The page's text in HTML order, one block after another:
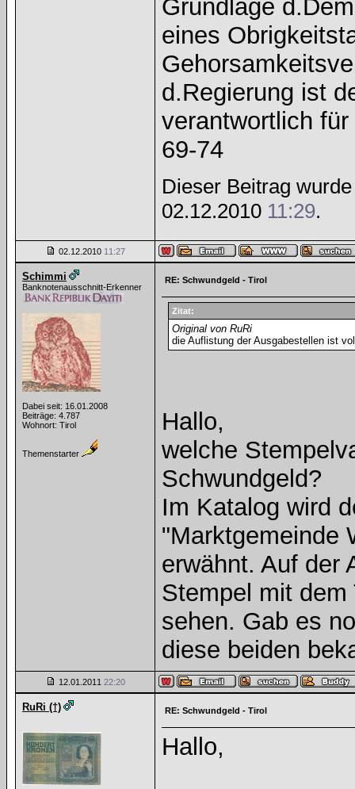
Grundlage
eines
d.Regierung ist
verantwortlich
69-74
Dieser Beitrag
02.12.2010 11:29.
02.12.2010 11:27
Schimmi
Banknotenausschnitt-Erkenner
Dabei seit: 16.01.2008
Beiträge: 4.787
Wohnort: Tirol
Themenstarter
RE: Schwundgeld - Tirol
Zitat:
Original von RuRi
die Auflistung der Ausgabestellen ist
Hallo,
welche
Schwundgeld?
Im Katalog wird
"Marktgemeinde
erwähnt. Auf der
Stempel mit
sehen. Gab es
diese beiden
12.01.2011 22:20
RuRi (†) RE: Schwundgeld - Tirol
Hallo,